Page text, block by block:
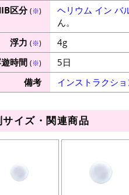
区分(※) ヘリウム イン バ
ん。
浮力 (※)
4g
時間 (※)
5日
備考
インストラクショ
サイズ・関連商品